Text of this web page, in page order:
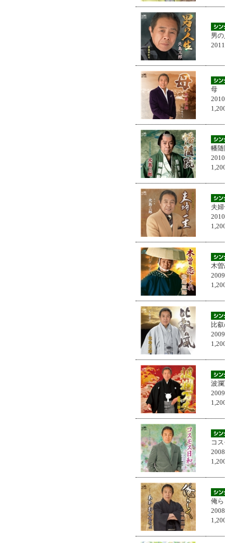
男
母
幡
夫
木
比
波
コ
俺